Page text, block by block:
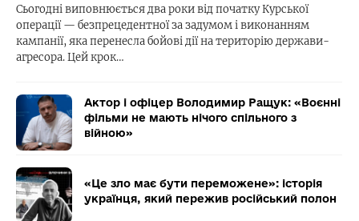
Сьогодні виповнюється два роки від початку Курської
операції — безпрецедентної за задумом і виконанням
кампанії, яка перенесла бойові дії на територію держави-
агресора. Цей крок…
Актор і офіцер Володимир Ращук: «Воєнні
фільми не мають нічого спільного з
війною»
«Це зло має бути переможене»: історія
українця, який пережив російський полон